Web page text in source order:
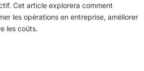
Cet article explorera comment
les opérations en entreprise, améliorer
les coûts.